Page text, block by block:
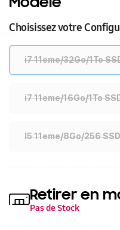
Choisissez votre
i7 11eme/32Go/1To
i7 11eme/16Go/1To
I5 11eme/8Go/256 SSD
Retirer en
Pas de Stock